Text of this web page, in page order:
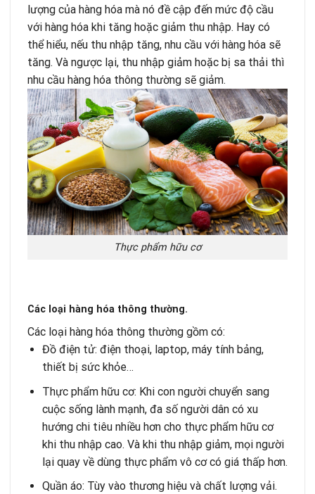
lượng của hàng hóa mà nó đề cập đến mức độ cầu
với hàng hóa khi tăng hoặc giảm thu nhập. Hay có
thể hiểu, nếu thu nhập tăng, nhu cầu với hàng hóa sẽ
tăng. Và ngược lại, thu nhập giảm hoặc bị sa thải thì
nhu cầu hàng hóa thông thường sẽ giảm.
Thực phẩm hữu cơ
Các loại hàng hóa thông thường.
Các loại hàng hóa thông thường gồm có:
Đồ điện tử: điện thoại, laptop, máy tính bảng,
thiết bị sức khỏe…
Thực phẩm hữu cơ: Khi con người chuyển sang
cuộc sống lành mạnh, đa số người dân có xu
hướng chi tiêu nhiều hơn cho thực phẩm hữu cơ
khi thu nhập cao. Và khi thu nhập giảm, mọi người
lại quay về dùng thực phẩm vô cơ có giá thấp hơn.
Quần áo: Tùy vào thương hiệu và chất lượng vải.